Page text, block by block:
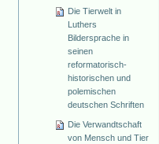
Die Tierwelt in
Luthers
Bildersprache in
seinen
reformatorisch-
historischen und
polemischen
deutschen Schriften
Die Verwandtschaft
von Mensch und Tier